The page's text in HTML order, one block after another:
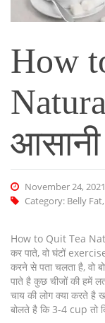
How
November 24, 2021
Category: Belly Fat,
How to Quit Tea
कर पाते, वो घंटों
करने से पता चलता है, वो
पाते है कुछ चीजों की हमें
चाय की लोग क्या करते है
बोलते है कि 3-4 cup तो